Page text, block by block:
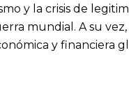
y la crisis de
mundial. A su
y financiera